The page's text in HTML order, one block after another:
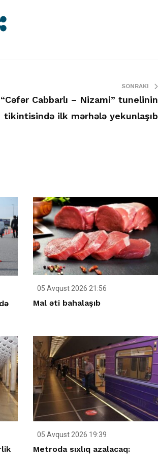
SONRAKI
“Cəfər Cabbarlı – Nizami” tunelinin
tikintisində ilk mərhələ yekunlaşıb
05 Avqust 2026 21:56
Mal əti bahalaşıb
05 Avqust 2026 19:39
Metroda sıxlıq azalacaq: